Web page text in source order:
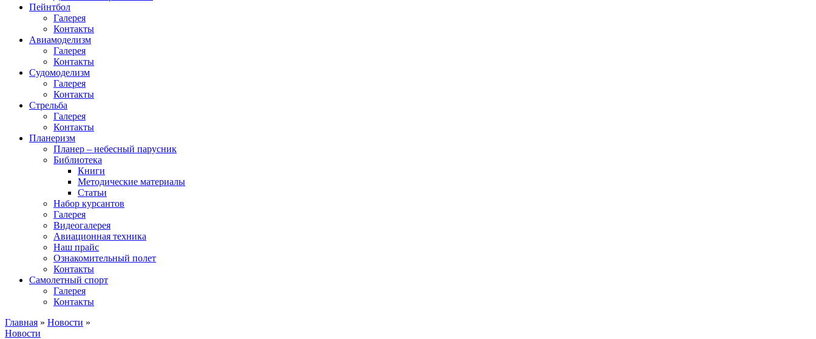
Пейнтбол
Галерея
Контакты
Авиамоделизм
Галерея
Контакты
Судомоделизм
Галерея
Контакты
Стрельба
Галерея
Контакты
Планеризм
Планер – небесный парусник
Библиотека
Книги
Методические материалы
Статьи
Набор курсантов
Галерея
Видеогалерея
Авиационная техника
Наш прайс
Ознакомительный полет
Контакты
Самолетный спорт
Галерея
Контакты
Главная » Новости »
Новости